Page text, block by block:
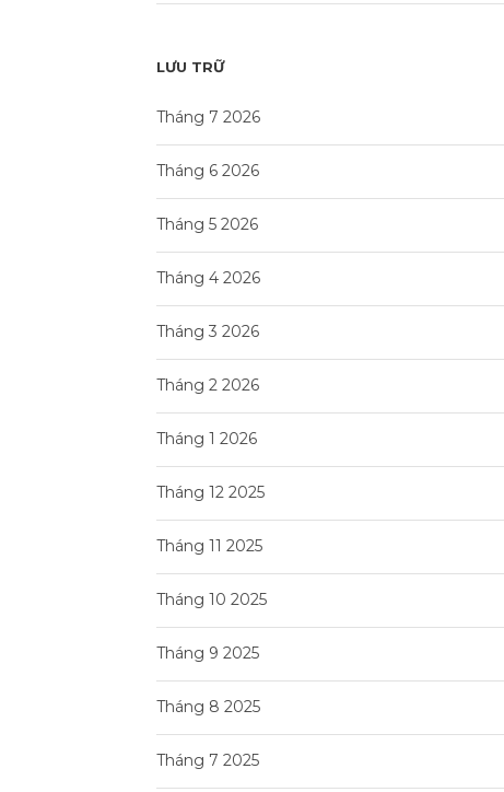
LƯU TRỮ
Tháng 7 2026
Tháng 6 2026
Tháng 5 2026
Tháng 4 2026
Tháng 3 2026
Tháng 2 2026
Tháng 1 2026
Tháng 12 2025
Tháng 11 2025
Tháng 10 2025
Tháng 9 2025
Tháng 8 2025
Tháng 7 2025